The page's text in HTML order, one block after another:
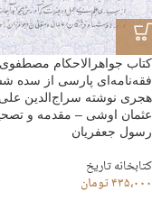
کتاب جواهرالاحکام مصطفوی
فقه‌نامه‌ای پارسی از سده
هجری نوشته سراج‌الدین
عثمان اوشی – مقدمه و
رسول جعفریان
کتابخانه تاریخ
۴۳۵،۰۰۰تومان